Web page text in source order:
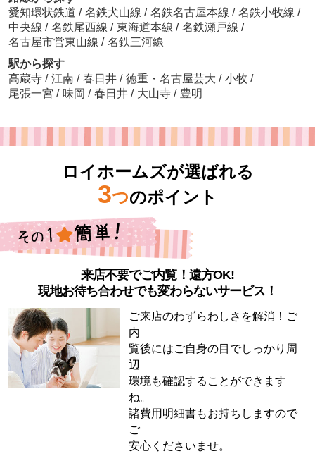
愛知環状鉄道 / 名鉄犬山線 / 名鉄名古屋本線 / 名鉄小牧線 /
中央線 / 名鉄尾西線 / 東海道本線 / 名鉄瀬戸線 /
名古屋市営東山線 / 名鉄三河線
駅から探す
高蔵寺 / 江南 / 春日井 / 徳重・名古屋芸大 / 小牧 /
尾張一宮 / 味岡 / 春日井 / 大山寺 / 豊明
ロイホームズが選ばれる
3つのポイント
来店不要でご内覧！遠方OK!
現地お待ち合わせでも変わらないサービス！
ご来店のわずらわしさを解消！ご
内
覧後にはご自身の目でしっかり周
辺
環境も確認することができます
ね。
諸費用明細書もお持ちしますので
ご
安心くださいませ。